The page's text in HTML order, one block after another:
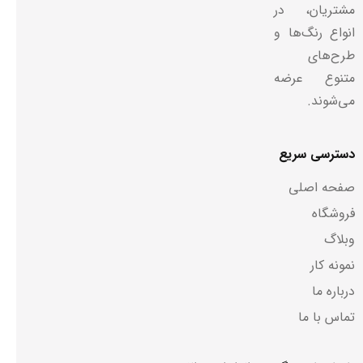
مشتریان، در
انواع رنگ‌ها و
طرح‌های
متنوع عرضه
می‌شوند.
دسترسی سریع
صفحه اصلی
فروشگاه
وبلاگ
نمونه کار
درباره ما
تماس با ما